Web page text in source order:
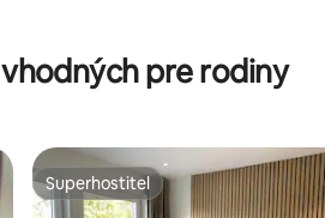
pre rodiny
Superhostiteľ
Superhostiteľ